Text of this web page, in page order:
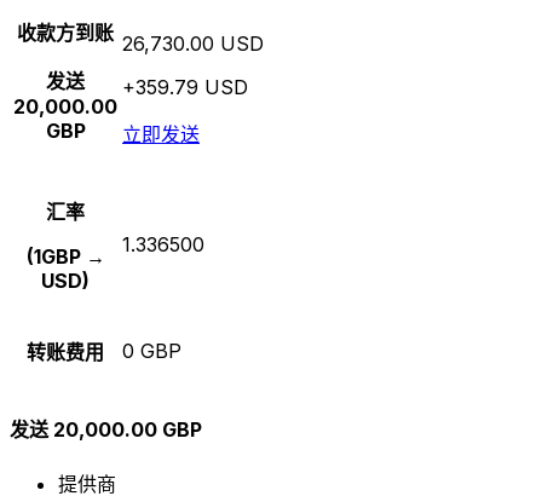
收款方到账
发送
20,000.00
GBP
26,730.00 USD
+359.79 USD
立即发送
汇率
(1GBP →
USD)
1.336500
转账费用 0 GBP
发送 20,000.00 GBP
提供商